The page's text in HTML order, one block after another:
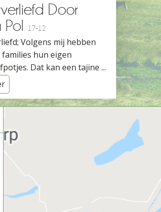
Door
17-12
Volgens mij hebben
hun eigen
Dat kan een tajine ...